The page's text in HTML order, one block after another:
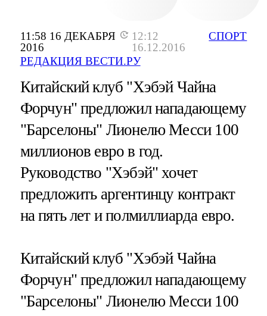
11:58 16 ДЕКАБРЯ
2016
12:12
16.12.2016
РЕДАКЦИЯ ВЕСТИ.РУ
СПОРТ
Китайский клуб "Хэбэй Чайна
Форчун" предложил нападающему
"Барселоны" Лионелю Месси 100
миллионов евро в год.
Руководство "Хэбэй" хочет
предложить аргентинцу контракт
на пять лет и полмиллиарда евро.
Китайский клуб "Хэбэй Чайна
Форчун" предложил нападающему
"Барселоны" Лионелю Месси 100